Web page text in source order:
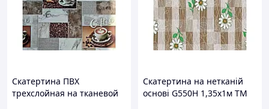
Скатертина ПВХ
трехслойная на тканевой
Скатертина на нетканій
основі G550H 1,35x1м ТМ